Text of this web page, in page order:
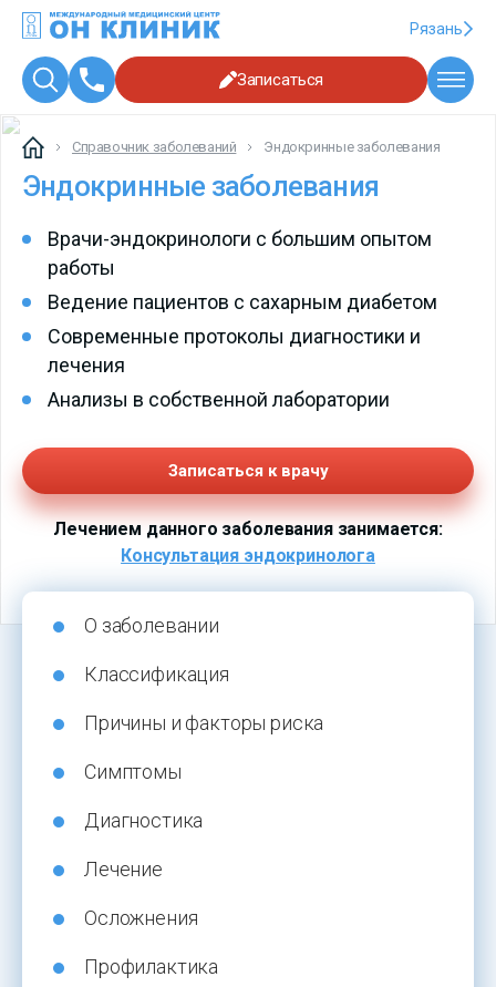
Рязань
Записаться
Справочник заболеваний Эндокринные заболевания
Эндокринные заболевания
Врачи-эндокринологи с большим опытом
работы
Ведение пациентов с сахарным диабетом
Современные протоколы диагностики и
лечения
Анализы в собственной лаборатории
Записаться к врачу
Лечением данного заболевания занимается:
Консультация эндокринолога
О заболевании
Классификация
Причины и факторы риска
Симптомы
Диагностика
Лечение
Осложнения
Профилактика